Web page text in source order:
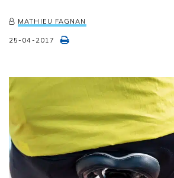
MATHIEU FAGNAN
25-04-2017